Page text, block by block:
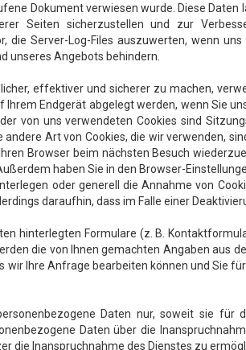
Dokument verwiesen wurde. Diese
Seiten sicherzustellen und zur
die Server-Log-Files auszuwerten, wenn
unseres Angebots behindern.
effektiver und sicherer zu machen,
Endgerät abgelegt werden, wenn Sie
von uns verwendeten Cookies sind
Art von Cookies, die wir verwenden,
Browser beim nächsten Besuch
haben Sie in den Browser-
oder generell die Annahme von
daraufhin, dass im Falle einer
hinterlegten Formulare (z. B.
die von Ihnen gemachten Angaben aus
wir Ihre Anfrage bearbeiten können und Sie
Daten nur, soweit sie für
Daten über die
die Inanspruchnahme des Dienstes zu